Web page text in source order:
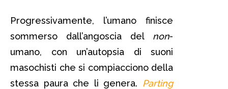
Progressivamente, l’umano finisce
sommerso dall’angoscia del non-
umano, con un’autopsia di suoni
masochisti che si compiacciono della
stessa paura che li genera. Parting